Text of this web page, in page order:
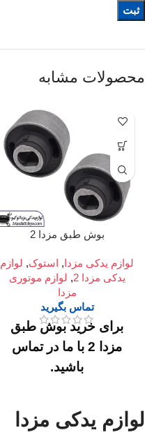
محصولات مشابه
بوش طبق مزدا 2
لوازم یدکی مزدا, استوک, لوازم
یدکی مزدا 2 , لوازم موتوری
مزدا
تماس بگیرید
برای خرید بوش طبق
مزدا 2 با ما در تماس
باشید.
خمینی، خیابان امیرکبیر
(چراغ برق)، تقاطع
لوازم یدکی مزدا